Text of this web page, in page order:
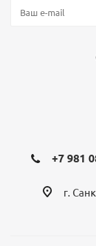
+7 981
г.